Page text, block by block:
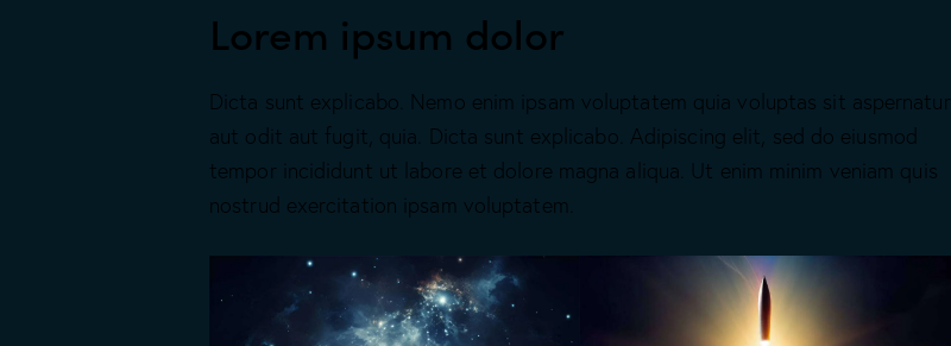
Lorem ipsum dolor
Dicta sunt explicabo. Nemo enim ipsam voluptatem quia voluptas sit aspernatur
aut odit aut fugit, quia. Dicta sunt explicabo. Adipiscing elit, sed do eiusmod
tempor incididunt ut labore et dolore magna aliqua. Ut enim minim veniam quis
nostrud exercitation ipsam voluptatem.